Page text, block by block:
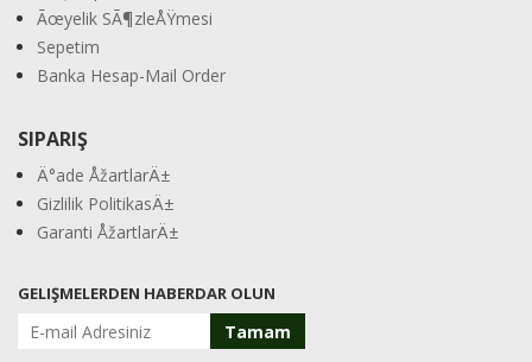
Ãœyelik SÃ¶zleÅŸmesi
Sepetim
Banka Hesap-Mail Order
SIPARIŞ
Ä°ade ÅžartlarÄ±
Gizlilik PolitikasÄ±
Garanti ÅžartlarÄ±
GELIŞMELERDEN HABERDAR OLUN
Tamam